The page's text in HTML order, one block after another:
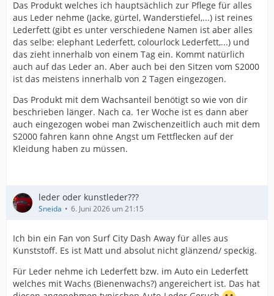
Das Produkt welches ich hauptsächlich zur Pflege für alles
aus Leder nehme (Jacke, gürtel, Wanderstiefel,...) ist reines
Lederfett (gibt es unter verschiedene Namen ist aber alles
das selbe: elephant Lederfett, colourlock Lederfett,...) und
das zieht innerhalb von einem Tag ein. Kommt natürlich
auch auf das Leder an. Aber auch bei den Sitzen vom S2000
ist das meistens innerhalb von 2 Tagen eingezogen.
Das Produkt mit dem Wachsanteil benötigt so wie von dir
beschrieben länger. Nach ca. 1er Woche ist es dann aber
auch eingezogen wobei man Zwischenzeitlich auch mit dem
S2000 fahren kann ohne Angst um Fettflecken auf der
Kleidung haben zu müssen.
leder oder kunstleder???
Sneida 6. Juni 2026 um 21:15
Ich bin ein Fan von Surf City Dash Away für alles aus
Kunststoff. Es ist Matt und absolut nicht glänzend/ speckig.
Für Leder nehme ich Lederfett bzw. im Auto ein Lederfett
welches mit Wachs (Bienenwachs?) angereichert ist. Das hat